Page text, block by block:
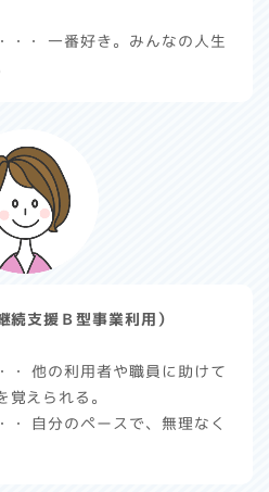
・
一番好き。みんなの人生
支援Ｂ型事業利用）
・
他の利用者や職員に助けて
えられる。
・
自分のペースで、無理なく